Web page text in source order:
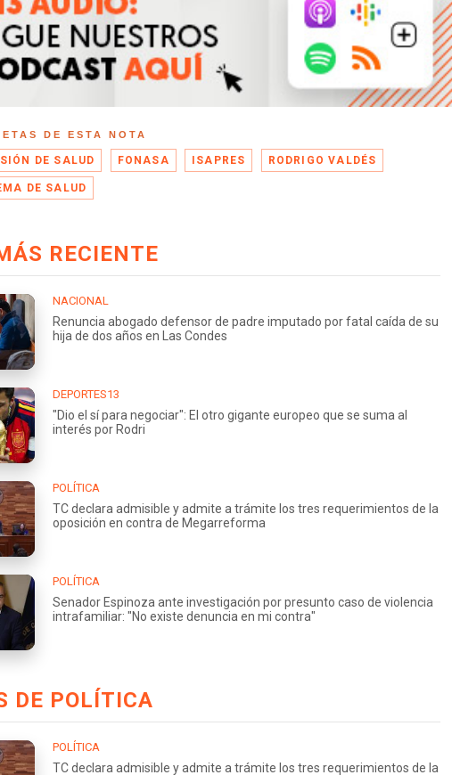
DE ESTA NOTA
DE SALUD FONASA ISAPRES RODRIGO VALDÉS
DE SALUD
RECIENTE
NACIONAL
Renuncia abogado defensor de padre imputado por fatal caída de su
hija de dos años en Las Condes
DEPORTES13
"Dio el sí para negociar": El otro gigante europeo que se suma al
interés por Rodri
POLÍTICA
TC declara admisible y admite a trámite los tres requerimientos de la
oposición en contra de Megarreforma
POLÍTICA
Senador Espinoza ante investigación por presunto caso de violencia
intrafamiliar: "No existe denuncia en mi contra"
DE POLÍTICA
POLÍTICA
TC declara admisible y admite a trámite los tres requerimientos de la